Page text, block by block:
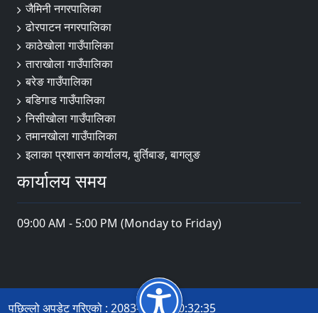
जैमिनी नगरपालिका
ढोरपाटन नगरपालिका
काठेखोला गाउँपालिका
ताराखोला गाउँपालिका
बरेङ गाउँपालिका
बडिगाड गाउँपालिका
निसीखोला गाउँपालिका
तमानखोला गाउँपालिका
इलाका प्रशासन कार्यालय, बुर्तिबाङ, बागलुङ
कार्यालय समय
09:00 AM - 5:00 PM (Monday to Friday)
पछिल्लो अपडेट गरिएको : 2083-04-21 10:32:35